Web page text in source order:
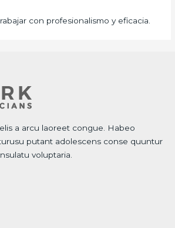
con profesionalismo y eficacia.
a arcu laoreet congue. Habeo
putant adolescens conse quuntur
voluptaria.